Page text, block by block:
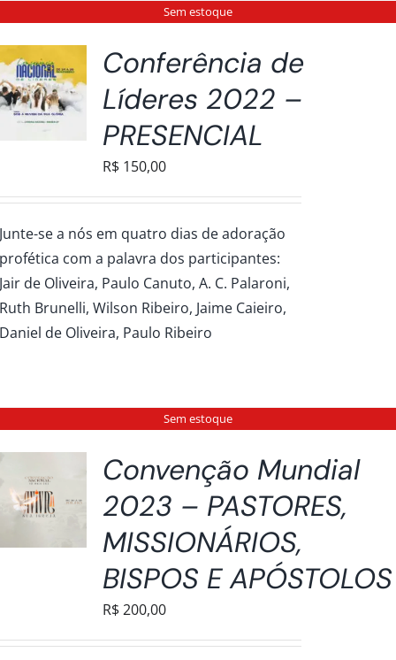
Sem estoque
Conferência de
Líderes 2022 –
PRESENCIAL
R$ 150,00
Junte-se a nós em quatro dias de adoração
profética com a palavra dos participantes:
Jair de Oliveira, Paulo Canuto, A. C. Palaroni,
Ruth Brunelli, Wilson Ribeiro, Jaime Caieiro,
Daniel de Oliveira, Paulo Ribeiro
Sem estoque
Convenção Mundial
2023 – PASTORES,
MISSIONÁRIOS,
BISPOS E APÓSTOLOS
R$200,00